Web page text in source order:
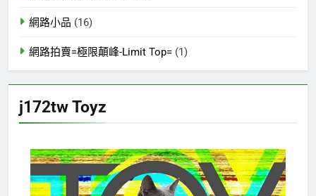
網路小品 (16)
網路拍賣=極限顛峰-Limit Top= (1)
j172tw Toyz